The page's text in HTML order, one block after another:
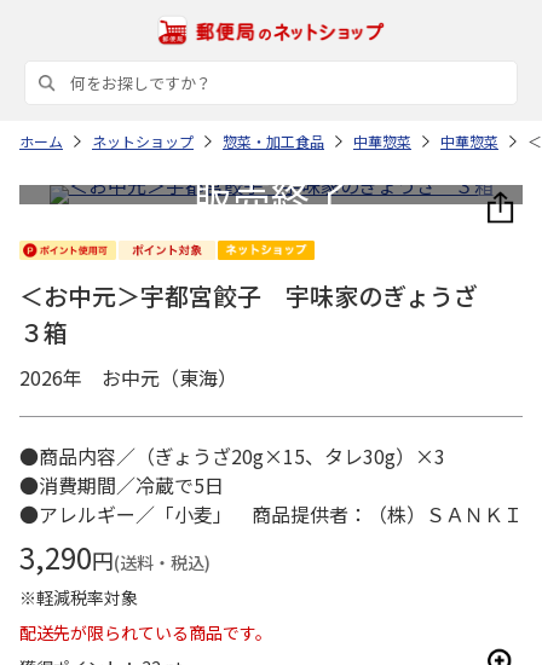
ホーム ネットショップ 惣菜・加工食品 中華惣菜 中華惣菜
＜お中元＞宇都宮餃子 宇味家のぎょうざ
３箱
2026年 お中元（東海）
●商品内容／（ぎょうざ20g×15、タレ30g）×3
●消費期間／冷蔵で5日
●アレルギー／「小麦」 商品提供者：（株）ＳＡＮＫＩ
3,290円(送料・税込)
※軽減税率対象
配送先が限られている商品です。